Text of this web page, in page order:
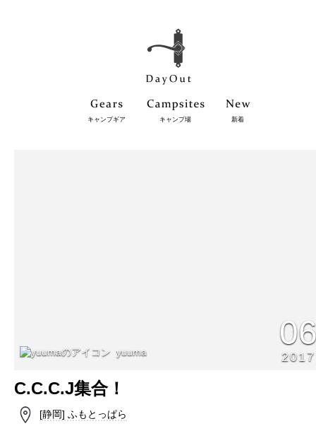
キャンプギア キャンプ場 新着
yuuma 2017
C.C.C.J集合！
[静岡] ふもとっぱら